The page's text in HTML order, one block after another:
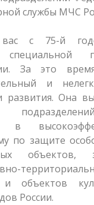
службы МЧС
вас с 75-й
специальной
За это
и
развития. Она
в
по защите
объектов,
и объектов
России.